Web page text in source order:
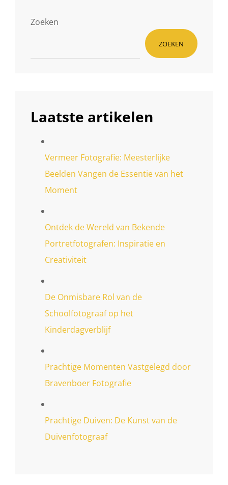
Zoeken
ZOEKEN
Laatste artikelen
Vermeer Fotografie: Meesterlijke
Beelden Vangen de Essentie van het
Moment
Ontdek de Wereld van Bekende
Portretfotografen: Inspiratie en
Creativiteit
De Onmisbare Rol van de
Schoolfotograaf op het
Kinderdagverblijf
Prachtige Momenten Vastgelegd door
Bravenboer Fotografie
Prachtige Duiven: De Kunst van de
Duivenfotograaf